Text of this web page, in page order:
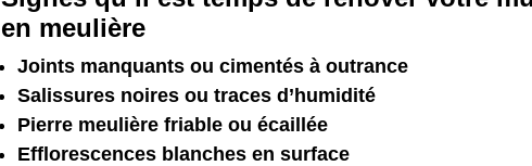
en meulière
Joints manquants ou cimentés à outrance
Salissures noires ou traces d’humidité
Pierre meulière friable ou écaillée
Efflorescences blanches en surface